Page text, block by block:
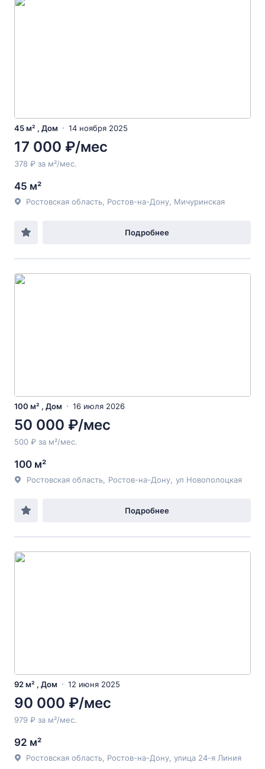
45 м² , Дом 14 ноября 2025
17 000 ₽/мес
378 ₽ за м²/мес.
45 м²
Ростовская область, Ростов-на-Дону, Мичуринская
Подробнее
100 м² , Дом 16 июля 2026
50 000 ₽/мес
500 ₽ за м²/мес.
100 м²
Ростовская область Ростов-на-Дону ул Новополоцкая
Подробнее
92 м² , Дом 12 июня 2025
90 000 ₽/мес
979 ₽ за м²/мес.
92 м²
Ростовская область, Ростов-на-Дону, улица 24-я Линия